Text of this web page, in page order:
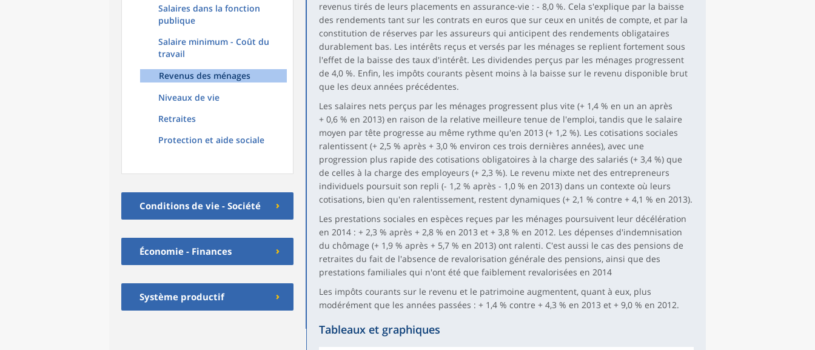
Salaires dans la fonction
publique
Salaire minimum - Coût du
travail
Revenus des ménages
Niveaux de vie
Retraites
Protection et aide sociale
Conditions de vie - Société
Économie - Finances
Système productif
revenus tirés de leurs placements en assurance-vie : - 8,0 %. Cela s'explique par la baisse
des rendements tant sur les contrats en euros que sur ceux en unités de compte, et par la
constitution de réserves par les assureurs qui anticipent des rendements obligataires
durablement bas. Les intérêts reçus et versés par les ménages se replient fortement sous
l'effet de la baisse des taux d'intérêt. Les dividendes perçus par les ménages progressent
de 4,0 %. Enfin, les impôts courants pèsent moins à la baisse sur le revenu disponible brut
que les deux années précédentes.
Les salaires nets perçus par les ménages progressent plus vite (+ 1,4 % en un an après
+ 0,6 % en 2013) en raison de la relative meilleure tenue de l'emploi, tandis que le salaire
moyen par tête progresse au même rythme qu'en 2013 (+ 1,2 %). Les cotisations sociales
ralentissent (+ 2,5 % après + 3,0 % environ ces trois dernières années), avec une
progression plus rapide des cotisations obligatoires à la charge des salariés (+ 3,4 %) que
de celles à la charge des employeurs (+ 2,3 %). Le revenu mixte net des entrepreneurs
individuels poursuit son repli (- 1,2 % après - 1,0 % en 2013) dans un contexte où leurs
cotisations, bien qu'en ralentissement, restent dynamiques (+ 2,1 % contre + 4,1 % en 2013).
Les prestations sociales en espèces reçues par les ménages poursuivent leur décélération
en 2014 : + 2,3 % après + 2,8 % en 2013 et + 3,8 % en 2012. Les dépenses d'indemnisation
du chômage (+ 1,9 % après + 5,7 % en 2013) ont ralenti. C'est aussi le cas des pensions de
retraites du fait de l'absence de revalorisation générale des pensions, ainsi que des
prestations familiales qui n'ont été que faiblement revalorisées en 2014
Les impôts courants sur le revenu et le patrimoine augmentent, quant à eux, plus
modérément que les années passées : + 1,4 % contre + 4,3 % en 2013 et + 9,0 % en 2012.
Tableaux et graphiques